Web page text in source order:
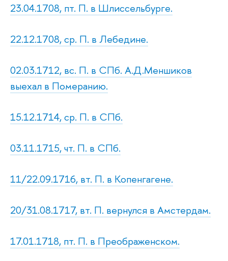
23.04.1708, пт. П. в Шлиссельбурге.
22.12.1708, ср. П. в Лебедине.
02.03.1712, вс. П. в СПб. А.Д.Меншиков
выехал в Померанию.
15.12.1714, ср. П. в СПб.
03.11.1715, чт. П. в СПб.
11/22.09.1716, вт. П. в Копенгагене.
20/31.08.1717, вт. П. вернулся в Амстердам.
17.01.1718, пт. П. в Преображенском.